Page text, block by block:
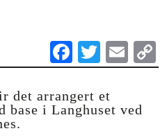
Fa
ce
bo
ok
T
wi
tte
r
E
m
det arrangert et
base i Langhuset ved